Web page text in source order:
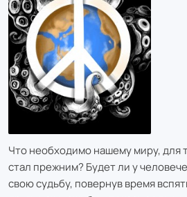
Что необходимо нашему миру, для
стал прежним? Будет ли у
свою судьбу, повернув время